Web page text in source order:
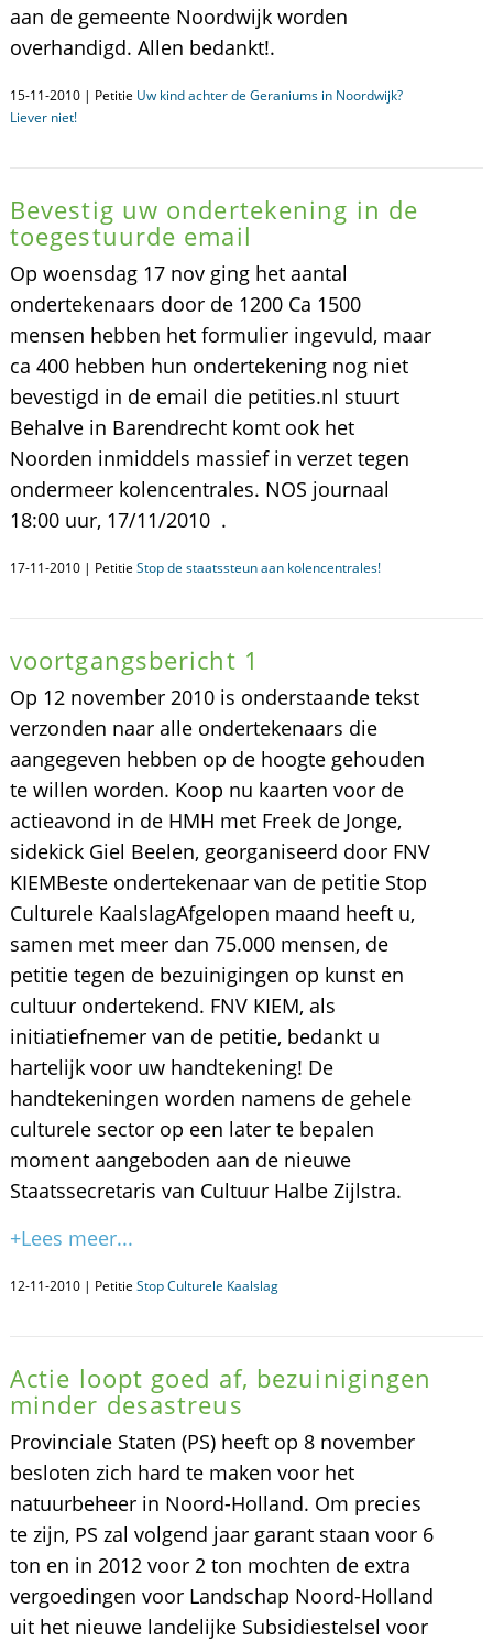
aan de gemeente Noordwijk worden
overhandigd. Allen bedankt!.
15-11-2010 | Petitie Uw kind achter de Geraniums in Noordwijk?
Liever niet!
Bevestig uw ondertekening in de
toegestuurde email
Op woensdag 17 nov ging het aantal
ondertekenaars door de 1200 Ca 1500
mensen hebben het formulier ingevuld, maar
ca 400 hebben hun ondertekening nog niet
bevestigd in de email die petities.nl stuurt
Behalve in Barendrecht komt ook het
Noorden inmiddels massief in verzet tegen
ondermeer kolencentrales. NOS journaal
18:00 uur, 17/11/2010 .
17-11-2010 | Petitie Stop de staatssteun aan kolencentrales!
voortgangsbericht 1
Op 12 november 2010 is onderstaande tekst
verzonden naar alle ondertekenaars die
aangegeven hebben op de hoogte gehouden
te willen worden. Koop nu kaarten voor de
actieavond in de HMH met Freek de Jonge,
sidekick Giel Beelen, georganiseerd door FNV
KIEMBeste ondertekenaar van de petitie Stop
Culturele KaalslagAfgelopen maand heeft u,
samen met meer dan 75.000 mensen, de
petitie tegen de bezuinigingen op kunst en
cultuur ondertekend. FNV KIEM, als
initiatiefnemer van de petitie, bedankt u
hartelijk voor uw handtekening! De
handtekeningen worden namens de gehele
culturele sector op een later te bepalen
moment aangeboden aan de nieuwe
Staatssecretaris van Cultuur Halbe Zijlstra.
+Lees meer...
12-11-2010 | Petitie Stop Culturele Kaalslag
Actie loopt goed af, bezuinigingen
minder desastreus
Provinciale Staten (PS) heeft op 8 november
besloten zich hard te maken voor het
natuurbeheer in Noord-Holland. Om precies
te zijn, PS zal volgend jaar garant staan voor 6
ton en in 2012 voor 2 ton mochten de extra
vergoedingen voor Landschap Noord-Holland
uit het nieuwe landelijke Subsidiestelsel voor